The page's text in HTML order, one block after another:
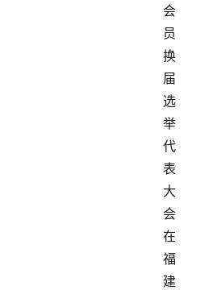
会
员
换
届
选
举
代
表
大
会
在
福
建